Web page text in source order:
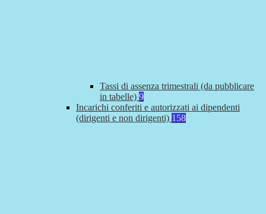
Tassi di assenza trimestrali (da pubblicare
in tabelle) 9
Incarichi conferiti e autorizzati ai dipendenti
(dirigenti e non dirigenti) 158